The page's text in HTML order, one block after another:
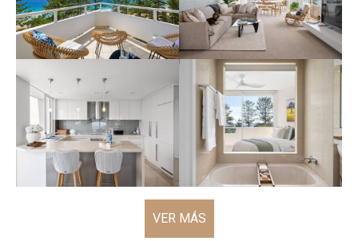
VER MÁS